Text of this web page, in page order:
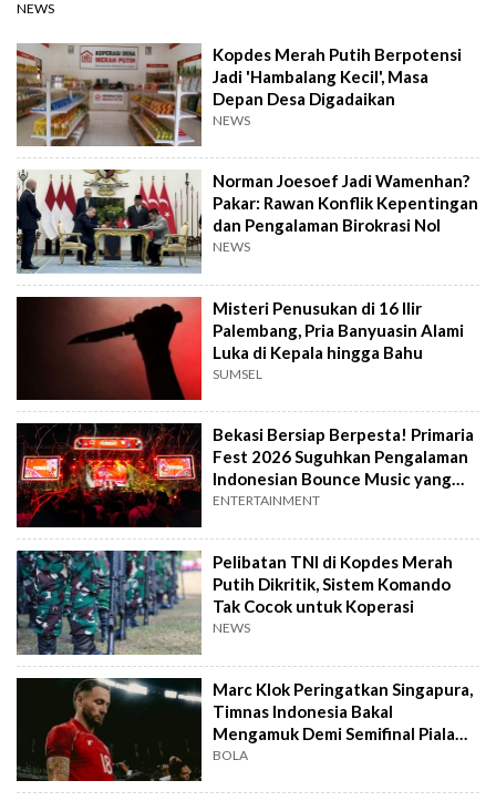
NEWS
Kopdes Merah Putih Berpotensi
Jadi 'Hambalang Kecil', Masa
Depan Desa Digadaikan
NEWS
Norman Joesoef Jadi Wamenhan?
Pakar: Rawan Konflik Kepentingan
dan Pengalaman Birokrasi Nol
NEWS
Misteri Penusukan di 16 Ilir
Palembang, Pria Banyuasin Alami
Luka di Kepala hingga Bahu
SUMSEL
Bekasi Bersiap Berpesta! Primaria
Fest 2026 Suguhkan Pengalaman
Indonesian Bounce Music yang
Berbeda
ENTERTAINMENT
Pelibatan TNI di Kopdes Merah
Putih Dikritik, Sistem Komando
Tak Cocok untuk Koperasi
NEWS
Marc Klok Peringatkan Singapura,
Timnas Indonesia Bakal
Mengamuk Demi Semifinal Piala
AFF 2026
BOLA